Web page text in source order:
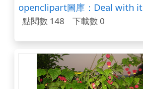
openclipart圖庫：Deal with it
點閱數 148 下載數 0